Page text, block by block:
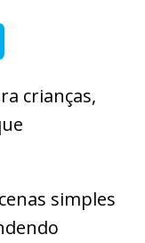
crianças,
simples